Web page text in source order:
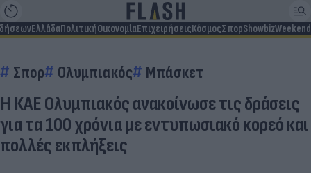
ΕλλάδαΠολιτικήΟικονομίαΕπιχειρήσειςΚόσμοςΣπορShowbizWeekend
Σπορ Ολυμπιακός Μπάσκετ
Η ΚΑΕ Ολυμπιακός ανακοίνωσε τις δράσεις
για τα 100 χρόνια με εντυπωσιακό κορεό και
πολλές εκπλήξεις